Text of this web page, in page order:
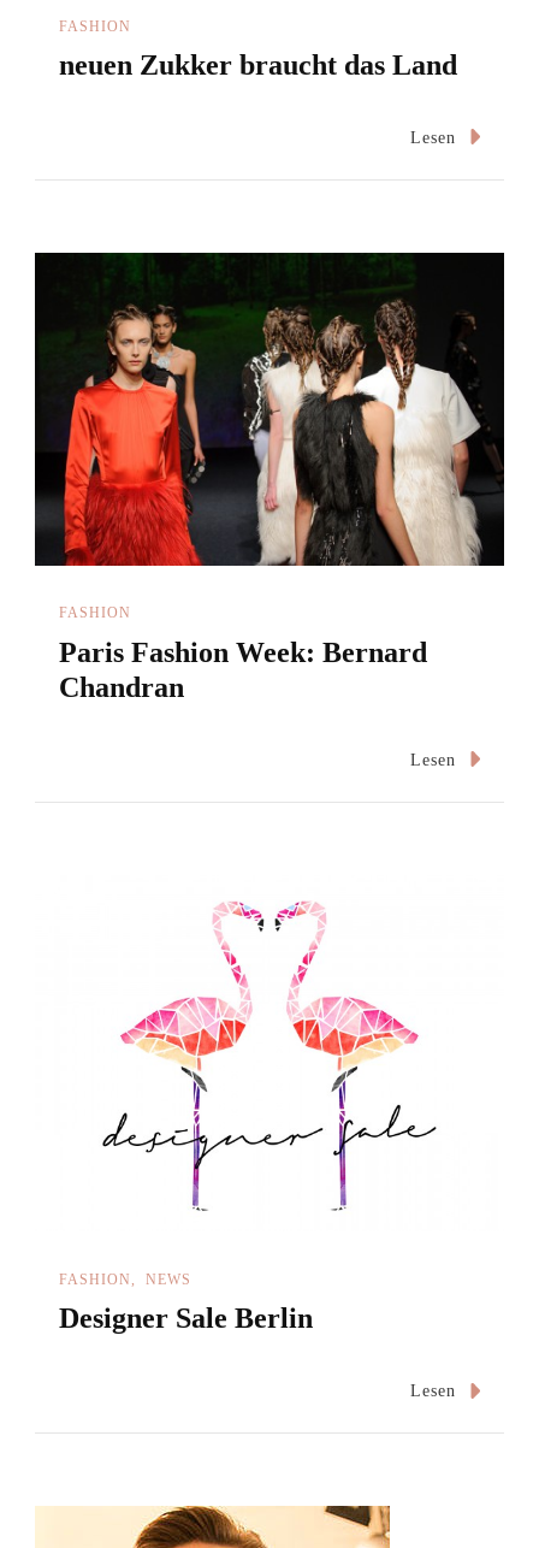
FASHION
neuen Zukker braucht das Land
Lesen
FASHION
Paris Fashion Week: Bernard
Chandran
Lesen
FASHION NEWS
Designer Sale Berlin
Lesen